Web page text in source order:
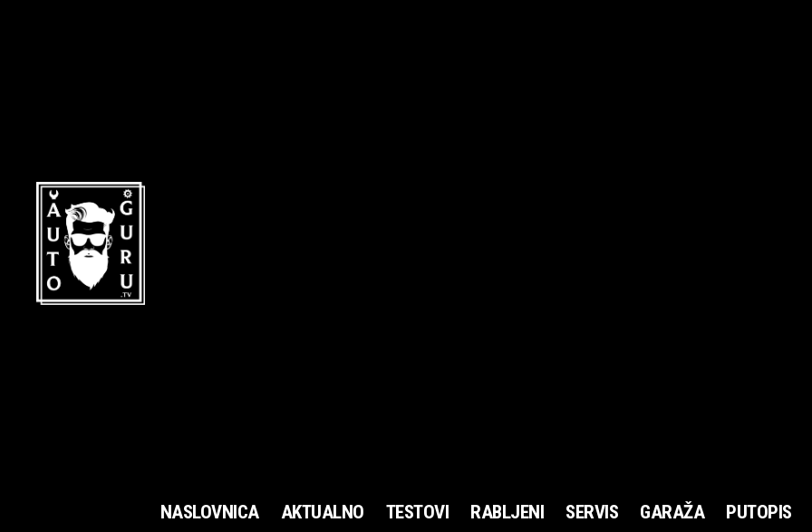
NASLOVNICA AKTUALNO TESTOVI RABLJENI SERVIS GARAŽA PUTOPIS